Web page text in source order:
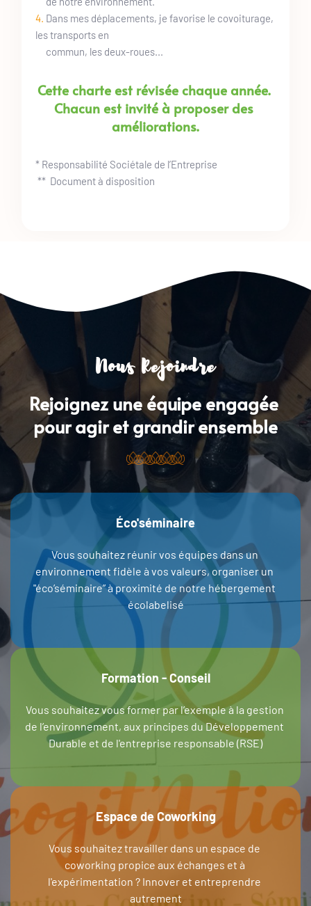
4. Dans mes déplacements, je favorise le covoiturage,
les transports en
commun, les deux-roues...
Cette charte est révisée chaque année.
Chacun est invité à proposer des
améliorations.
* Responsabilité Sociétale de l’Entreprise
**  Document à disposition
Nous Rejoindre
Rejoignez une équipe engagée
pour agir et grandir ensemble
Éco'séminaire
Vous souhaitez réunir vos équipes dans un
environnement fidèle à vos valeurs, organiser un
"éco’séminaire” à proximité de notre hébergement
écolabelisé
Formation - Conseil
Vous souhaitez vous former par l’exemple à la gestion
de l’environnement, aux principes du Développement
Durable et de l'entreprise responsable (RSE)
Espace de Coworking
Vous souhaitez travailler dans un espace de
coworking propice aux échanges et à
l'expérimentation ? Innover et entreprendre
autrement